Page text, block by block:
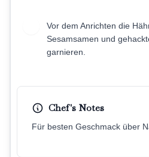
Vor dem Anrichten die
Sesamsamen und
garnieren.
Chef's Notes
Für besten Geschmack über